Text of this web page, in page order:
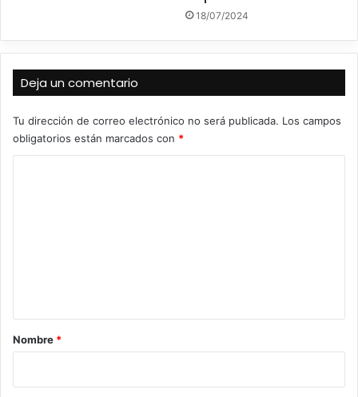
18/07/2024
Deja un comentario
Tu dirección de correo electrónico no será publicada. Los campos
obligatorios están marcados con *
rNombre *